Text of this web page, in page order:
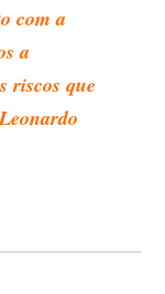
com a
a
riscos que